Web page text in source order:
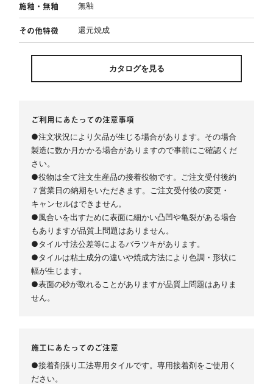
施釉・無釉 無釉
その他特徴 還元焼成
カタログを見る
ご利用にあたっての注意事項
●注文状況により欠品が生じる場合があります。その場合
製造に数か月かかる場合がありますので事前にご確認くだ
さい。
●役物は全て注文生産品の接着役物です。ご注文受付後約
７営業日の納期をいただきます。ご注文受付後の変更・
キャンセルはできません。
●風合いを出すために表面に細かい凸凹や亀裂がある場合
もありますが品質上問題はありません。
●タイル寸法公差等によるバラツキがあります。
●タイルは粘土成分の違いや焼成方法により色調・形状に
幅が生じます。
●表面の砂が取れることがありますが品質上問題はありま
せん。
施工にあたってのご注意
●接着剤張り工法専用タイルです。専用接着剤をご使用く
ださい。